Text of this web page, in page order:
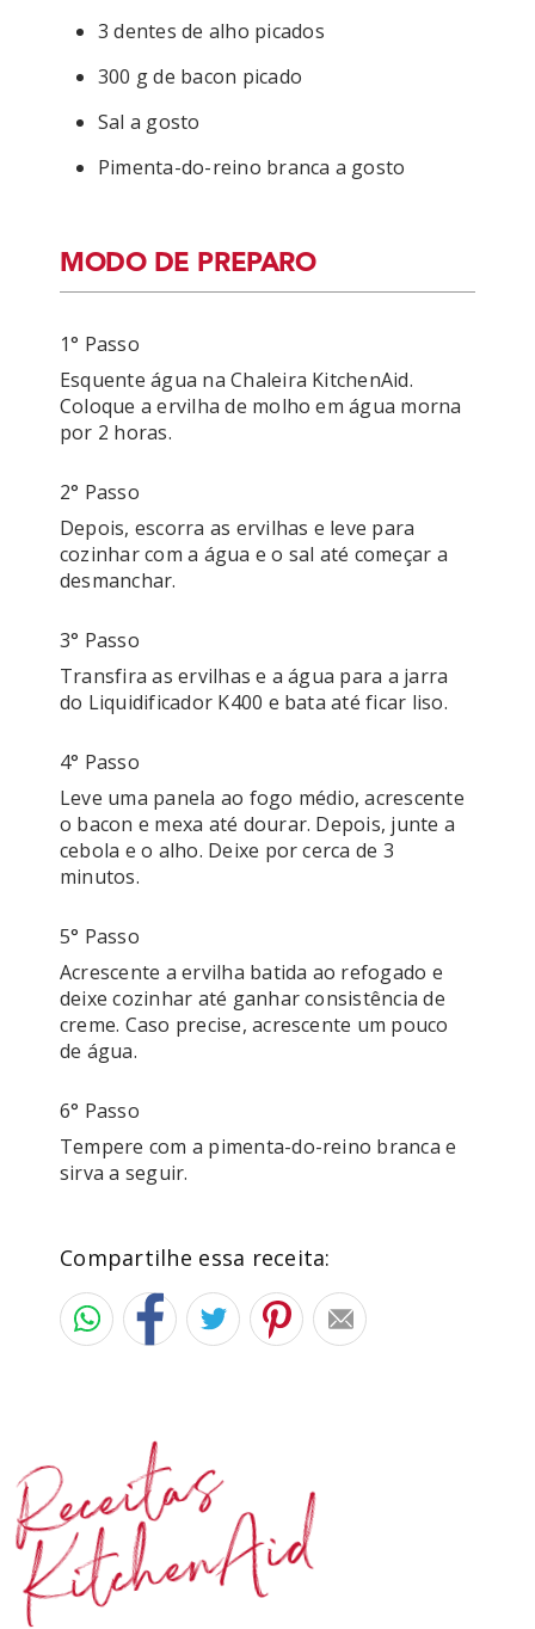
3 dentes de alho picados
300 g de bacon picado
Sal a gosto
Pimenta-do-reino branca a gosto
MODO DE PREPARO
1° Passo
Esquente água na Chaleira KitchenAid.
Coloque a ervilha de molho em água morna
por 2 horas.
2° Passo
Depois, escorra as ervilhas e leve para
cozinhar com a água e o sal até começar a
3° Passo
Transfira as ervilhas e a água para a jarra
do Liquidificador K400 e bata até ficar liso.
4° Passo
Leve uma panela ao fogo médio, acrescente
o bacon e mexa até dourar. Depois, junte a
cebola e o alho. Deixe por cerca de 3
minutos.
5° Passo
Acrescente a ervilha batida ao refogado e
deixe cozinhar até ganhar consistência de
creme. Caso precise, acrescente um pouco
de água.
6° Passo
Tempere com a pimenta-do-reino branca e
sirva a seguir.
Compartilhe essa receita:
Receitas
KitchenAid